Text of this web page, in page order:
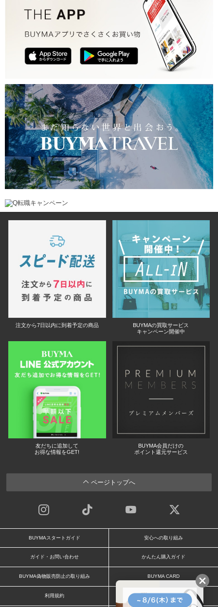
注文から7日以内に到着予定の商品
BUYMAの買取サービス
キャンペーン開催中
友だちに追加して
お得な情報をGET!
BUYMA会員だけの
ポイント還元サービス
ページトップへ
BUYMAスタートガイド 安心への取り組み
ガイド・お問い合わせ かんたん購入ガイド
BUYMA偽物販売防止の取り組み BUYMA CARD
利用規約 プライバシー